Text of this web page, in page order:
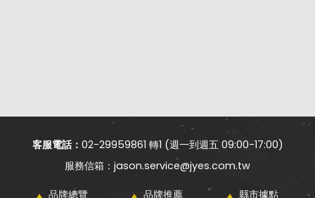
客服電話： 02-29959861 轉1 (週一到週五 09:00-17:00)
jason.service@jyes.com.tw
品牌總覽 品牌推薦 縣市據點